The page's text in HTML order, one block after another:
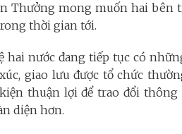
Thưởng mong muốn hai bên
thời gian tới.
hai nước đang tiếp tục có
giao lưu được tổ chức
kiện thuận lợi để trao đổi
diện hơn.